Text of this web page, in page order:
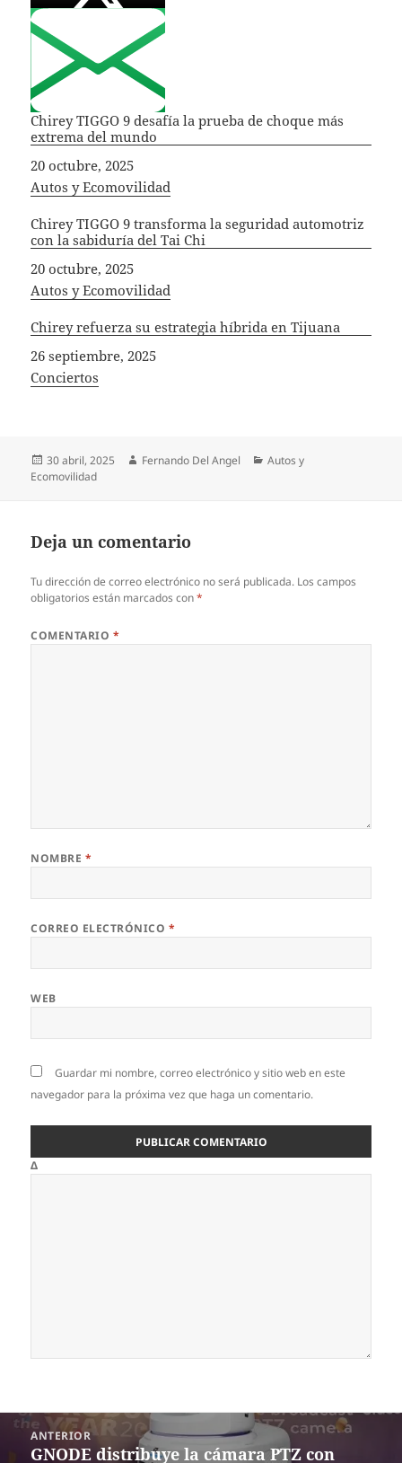
Chirey TIGGO 9 desafía la prueba de choque más
extrema del mundo
Fecha
20 octubre, 2025
In relation to
Autos y Ecomovilidad
Chirey TIGGO 9 transforma la seguridad automotriz
con la sabiduría del Tai Chi
Fecha
20 octubre, 2025
In relation to
Autos y Ecomovilidad
Chirey refuerza su estrategia híbrida en Tijuana
Fecha
26 septiembre, 2025
In relation to
Conciertos
Publicado
el
30 abril, 2025 Autor
Fernando Del Angel Categorías
Autos y
Ecomovilidad
Deja un comentario
Tu dirección de correo electrónico no será publicada. Los campos
obligatorios están marcados con*
COMENTARIO *
NOMBRE *
CORREO ELECTRÓNICO *
WEB
Guardar mi nombre, correo electrónico y sitio web en este
navegador para la próxima vez que haga un comentario.
Δ
Navegación
ANTERIOR
Entrada
GNODE distribuye la cámara PTZ con